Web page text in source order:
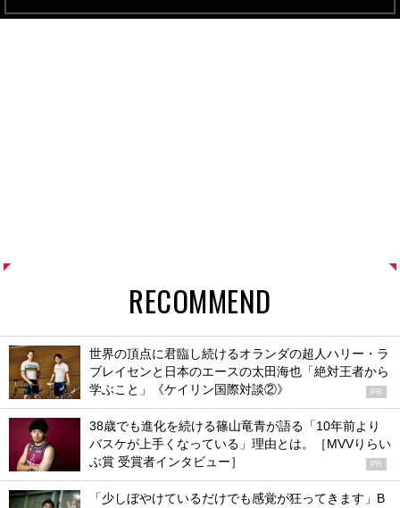
RECOMMEND
世界の頂点に君臨し続けるオランダの超人ハリー・ラ
ブレイセンと日本のエースの太田海也「絶対王者から
学ぶこと」《ケイリン国際対談②》
PR
38歳でも進化を続ける篠山竜青が語る「10年前より
バスケが上手くなっている」理由とは。［MVVりらい
ぶ賞 受賞者インタビュー］
PR
「少しぼやけているだけでも感覚が狂ってきます」B